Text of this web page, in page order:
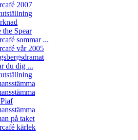
2007
the Spear
sommar ...
vår 2005
du dig ...
på taket
kärlek